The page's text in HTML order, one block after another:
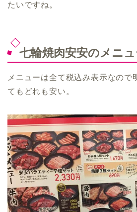
たいですね。
七輪焼肉安安のメニ
メニューは全て税込み表示なので
てもどれも安い。